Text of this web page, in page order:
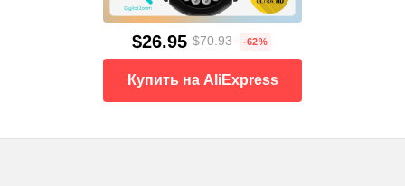
$26.95 $70.93 -62%
Купить на AliExpress